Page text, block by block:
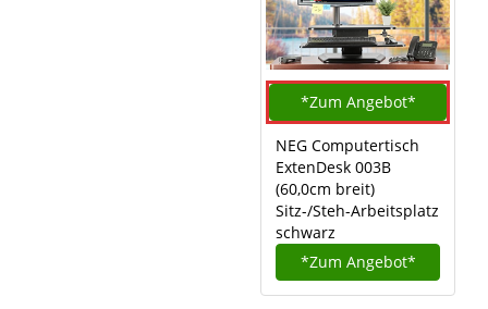
*Zum Angebot*
NEG Computertisch
ExtenDesk 003B
(60,0cm breit)
Sitz-/Steh-Arbeitsplatz
schwarz
*Zum Angebot*